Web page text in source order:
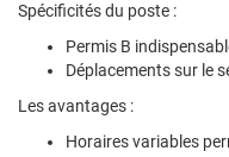
Spécificités du poste :
Permis B
Déplacements sur le
Les avantages :
Horaires variables